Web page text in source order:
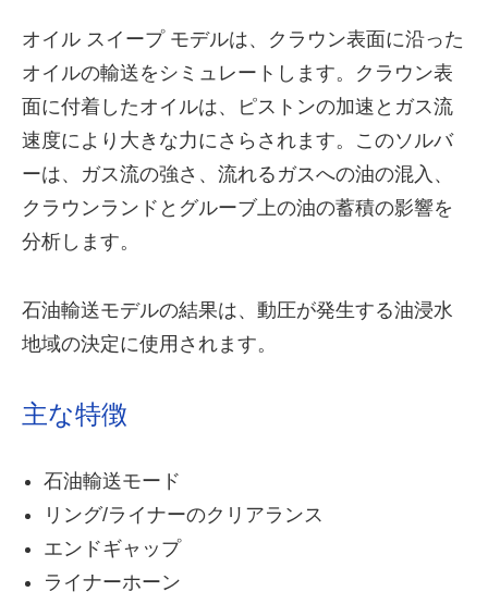
オイル スイープ モデルは、クラウン表面に沿った
オイルの輸送をシミュレートします。クラウン表
面に付着したオイルは、ピストンの加速とガス流
速度により大きな力にさらされます。このソルバ
ーは、ガス流の強さ、流れるガスへの油の混入、
クラウンランドとグルーブ上の油の蓄積の影響を
分析します。
石油輸送モデルの結果は、動圧が発生する油浸水
地域の決定に使用されます。
主な特徴
石油輸送モード
リング/ライナーのクリアランス
エンドギャップ
ライナーホーン